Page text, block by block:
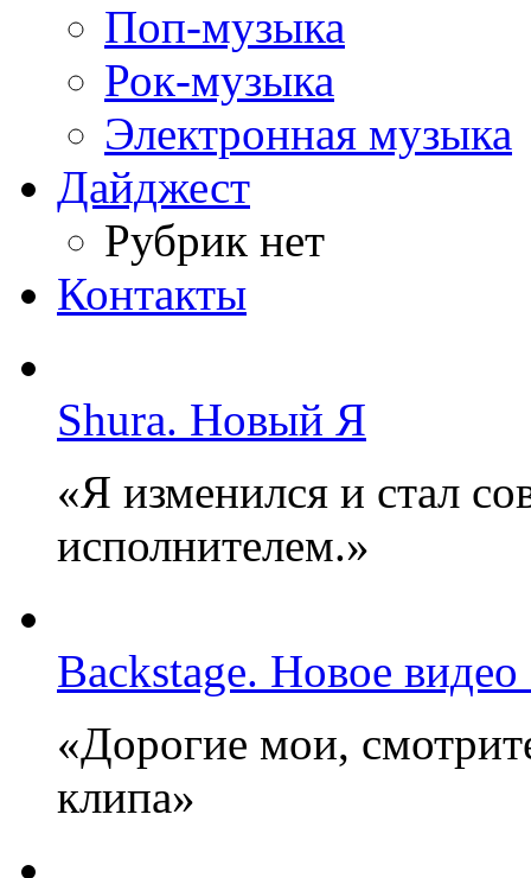
Поп-музыка
Рок-музыка
Электронная музыка
Дайджест
Рубрик нет
Контакты
Shura. Новый Я
«Я изменился и стал
исполнителем.»
Backstage. Новое
«Дорогие мои,
клипа»